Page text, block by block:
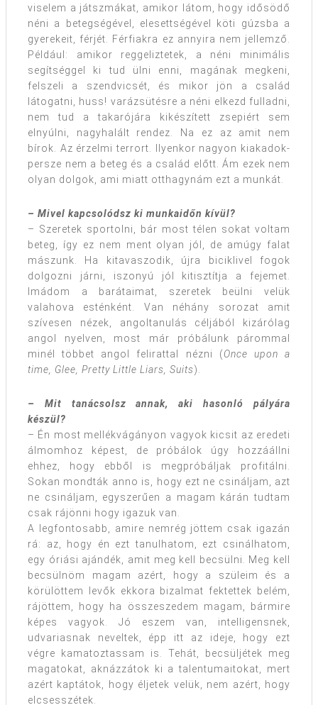
viselem a játszmákat, amikor látom, hogy idősödő
néni a betegségével, elesettségével köti gúzsba a
gyerekeit, férjét. Férfiakra ez annyira nem jellemző.
Például: amikor reggeliztetek, a néni minimális
segítséggel ki tud ülni enni, magának megkeni,
felszeli a szendvicsét, és mikor jön a család
látogatni, huss! varázsütésre a néni elkezd fulladni,
nem tud a takarójára kikészített zsepiért sem
elnyúlni, nagyhalált rendez. Na ez az amit nem
bírok. Az érzelmi terrort. Ilyenkor nagyon kiakadok-
persze nem a beteg és a család előtt. Ám ezek nem
olyan dolgok, ami miatt otthagynám ezt a munkát.
– Mivel kapcsolódsz ki munkaidőn kívül?
– Szeretek sportolni, bár most télen sokat voltam
beteg, így ez nem ment olyan jól, de amúgy falat
mászunk. Ha kitavaszodik, újra biciklivel fogok
dolgozni járni, iszonyú jól kitisztítja a fejemet.
Imádom a barátaimat, szeretek beülni velük
valahova esténként. Van néhány sorozat amit
szívesen nézek, angoltanulás céljából kizárólag
angol nyelven, most már próbálunk párommal
minél többet angol felirattal nézni (Once upon a
time, Glee, Pretty Little Liars, Suits).
– Mit tanácsolsz annak, aki hasonló pályára
készül?
– Én most mellékvágányon vagyok kicsit az eredeti
álmomhoz képest, de próbálok úgy hozzáállni
ehhez, hogy ebből is megpróbáljak profitálni.
Sokan mondták anno is, hogy ezt ne csináljam, azt
ne csináljam, egyszerűen a magam kárán tudtam
csak rájönni hogy igazuk van.
A legfontosabb, amire nemrég jöttem csak igazán
rá: az, hogy én ezt tanulhatom, ezt csinálhatom,
egy óriási ajándék, amit meg kell becsülni. Meg kell
becsülnöm magam azért, hogy a szüleim és a
körülöttem levők ekkora bizalmat fektettek belém,
rájöttem, hogy ha összeszedem magam, bármire
képes vagyok. Jó eszem van, intelligensnek,
udvariasnak neveltek, épp itt az ideje, hogy ezt
végre kamatoztassam is. Tehát, becsüljétek meg
magatokat, aknázzátok ki a talentumaitokat, mert
azért kaptátok, hogy éljetek velük, nem azért, hogy
elcsesszétek.